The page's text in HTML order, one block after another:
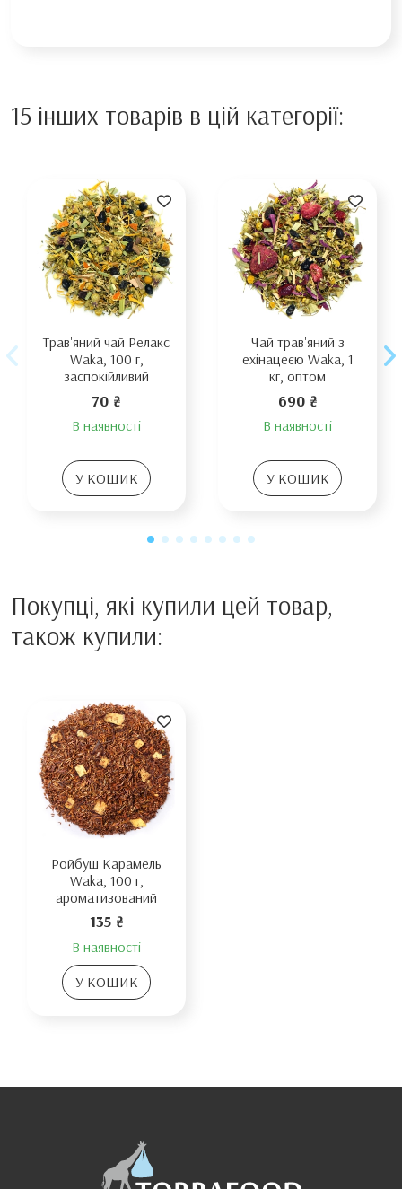
15 інших товарів в цій категорії:
Трав'яний чай Релакс
Waka, 100 г,
заспокійливий
70 ₴
В наявності
У КОШИК
Чай трав'яний з
ехінацеєю Waka, 1
кг, оптом
690 ₴
В наявності
У КОШИК
Покупці, які купили цей товар,
також купили:
Ройбуш Карамель
Waka, 100 г,
ароматизований
135 ₴
В наявності
У КОШИК